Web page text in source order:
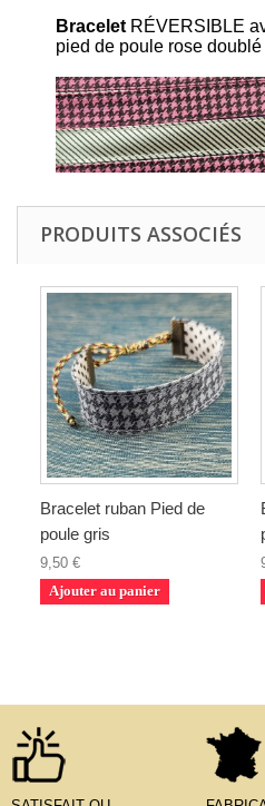
Bracelet RÉVERSIBLE
pied de poule rose
PRODUITS ASSOCIÉS
Bracelet ruban Pied de
poule gris
9,50 €
Ajouter au panier